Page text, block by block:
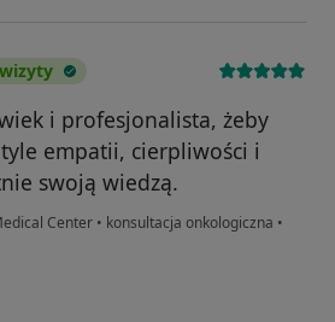
i profesjonalista, żeby
empatii, cierpliwości i
swoją wiedzą.
Center • konsultacja onkologiczna •